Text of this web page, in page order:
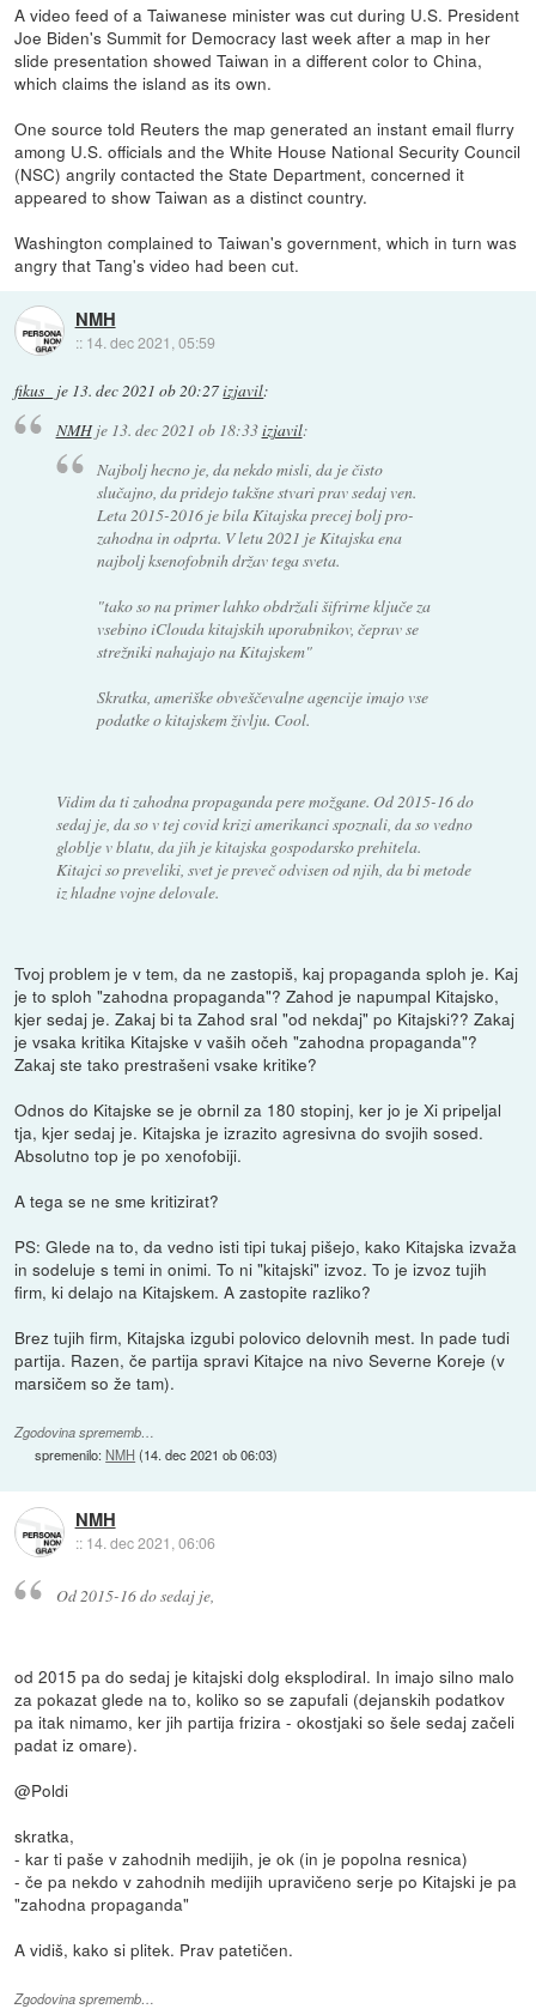
A video feed of a Taiwanese minister was cut during U.S. President
Joe Biden's Summit for Democracy last week after a map in her
slide presentation showed Taiwan in a different color to China,
which claims the island as its own.
One source told Reuters the map generated an instant email flurry
among U.S. officials and the White House National Security Council
(NSC) angrily contacted the State Department, concerned it
appeared to show Taiwan as a distinct country.
Washington complained to Taiwan's government, which in turn was
angry that Tang's video had been cut.
NMH
:: 14. dec 2021, 05:59
fikus_ je 13. dec 2021 ob 20:27izjavil:
NMHje 13. dec 2021 ob 18:33izjavil:
Najbolj hecno je, da nekdo misli, da je čisto
slučajno, da pridejo takšne stvari prav sedaj ven.
Leta 2015-2016 je bila Kitajska precej bolj pro-
zahodna in odprta. V letu 2021 je Kitajska ena
najbolj ksenofobnih držav tega sveta.
"tako so na primer lahko obdržali šifrirne ključe za
vsebino iClouda kitajskih uporabnikov, čeprav se
strežniki nahajajo na Kitajskem"
Skratka, ameriške obveščevalne agencije imajo vse
podatke o kitajskem življu. Cool.
Vidim da ti zahodna propaganda pere možgane. Od 2015-16 do
sedaj je, da so v tej covid krizi amerikanci spoznali, da so vedno
globlje v blatu, da jih je kitajska gospodarsko prehitela.
Kitajci so preveliki, svet je preveč odvisen od njih, da bi metode
iz hladne vojne delovale.
Tvoj problem je v tem, da ne zastopiš, kaj propaganda sploh je. Kaj
je to sploh "zahodna propaganda"? Zahod je napumpal Kitajsko,
kjer sedaj je. Zakaj bi ta Zahod sral "od nekdaj" po Kitajski?? Zakaj
je vsaka kritika Kitajske v vaših očeh "zahodna propaganda"?
Zakaj ste tako prestrašeni vsake kritike?
Odnos do Kitajske se je obrnil za 180 stopinj, ker jo je Xi pripeljal
tja, kjer sedaj je. Kitajska je izrazito agresivna do svojih sosed.
Absolutno top je po xenofobiji.
A tega se ne sme kritizirat?
PS: Glede na to, da vedno isti tipi tukaj pišejo, kako Kitajska izvaža
in sodeluje s temi in onimi. To ni "kitajski" izvoz. To je izvoz tujih
firm, ki delajo na Kitajskem. A zastopite razliko?
Brez tujih firm, Kitajska izgubi polovico delovnih mest. In pade tudi
partija. Razen, če partija spravi Kitajce na nivo Severne Koreje (v
marsičem so že tam).
Zgodovina sprememb…
spremenilo:NMH (14. dec 2021 ob 06:03)
NMH
:: 14. dec 2021, 06:06
Od 2015-16 do sedaj je,
od 2015 pa do sedaj je kitajski dolg eksplodiral. In imajo silno malo
za pokazat glede na to, koliko so se zapufali (dejanskih podatkov
pa itak nimamo, ker jih partija frizira - okostjaki so šele sedaj začeli
padat iz omare).
@Poldi
skratka,
- kar ti paše v zahodnih medijih, je ok (in je popolna resnica)
- če pa nekdo v zahodnih medijih upravičeno serje po Kitajski je pa
"zahodna propaganda"
A vidiš, kako si plitek. Prav patetičen.
Zgodovina sprememb…